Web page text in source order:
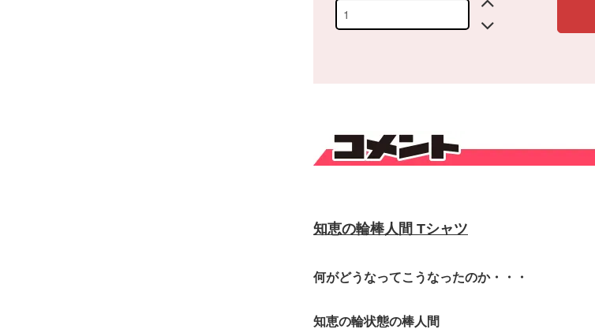
知恵の輪棒人間 Tシャツ
何がどうなってこうなったのか・・・
知恵の輪状態の棒人間